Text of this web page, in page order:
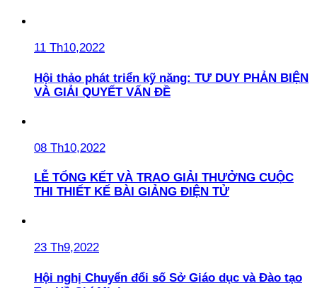
11 Th10,2022
Hội thảo phát triển kỹ năng: TƯ DUY PHẢN BIỆN
VÀ GIẢI QUYẾT VẤN ĐỀ
08 Th10,2022
LỄ TỔNG KẾT VÀ TRAO GIẢI THƯỞNG CUỘC
THI THIẾT KẾ BÀI GIẢNG ĐIỆN TỬ
23 Th9,2022
Hội nghị Chuyển đổi số Sở Giáo dục và Đào tạo